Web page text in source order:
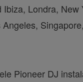
Londra, New
Pioneer DJ